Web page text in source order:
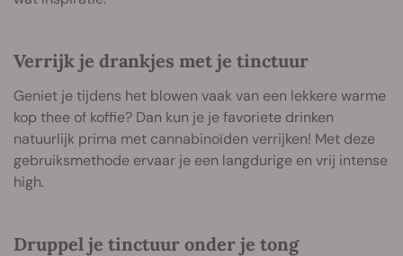
Verrijk je drankjes met je tinctuur
Geniet je tijdens het blowen vaak van een lekkere warme
kop thee of koffie? Dan kun je je favoriete drinken
natuurlijk prima met cannabinoïden verrijken! Met deze
gebruiksmethode ervaar je een langdurige en vrij intense
high.
Druppel je tinctuur onder je tong